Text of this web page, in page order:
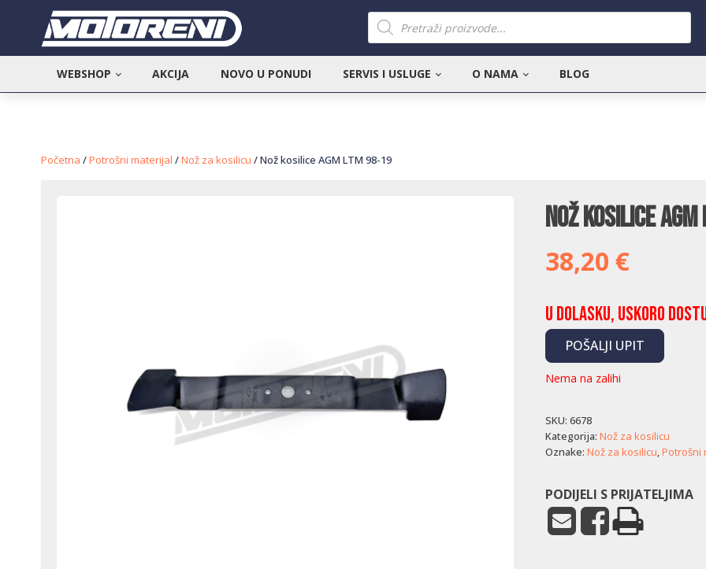
Products
search
WEBSHOP AKCIJA NOVO U PONUDI SERVIS I USLUGE O NAMA BLOG
Početna /Potrošni materijal /Nož za kosilicu / Nož kosilice AGM LTM 98-19
Nož kosilice AGM
38,20 €
U dolasku, uskoro
POŠALJI UPIT
Nema na zalihi
SKU: 6678
Kategorija: Nož za kosilicu
Oznake: Nož za kosilicu,Potrošni
PODIJELI S PRIJATELJIMA